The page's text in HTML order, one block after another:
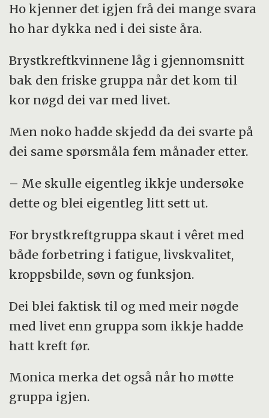
Ho kjenner det igjen frå dei mange svara
ho har dykka ned i dei siste åra.
Brystkreftkvinnene låg i gjennomsnitt
bak den friske gruppa når det kom til
kor nøgd dei var med livet.
Men noko hadde skjedd da dei svarte på
dei same spørsmåla fem månader etter.
– Me skulle eigentleg ikkje undersøke
dette og blei eigentleg litt sett ut.
For brystkreftgruppa skaut i vêret med
både forbetring i fatigue, livskvalitet,
kroppsbilde, søvn og funksjon.
Dei blei faktisk til og med meir nøgde
med livet enn gruppa som ikkje hadde
hatt kreft før.
Monica merka det også når ho møtte
gruppa igjen.